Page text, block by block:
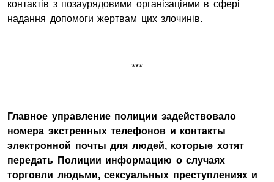
контактів з позаурядовими організаціями в сфері
надання допомоги жертвам цих злочинів.
***
Главное управление полиции задействовало
номера экстренных телефонов и контакты
электронной почты для людей, которые хотят
передать Полиции информацию о случаях
торговли людьми, сексуальных преступлениях и